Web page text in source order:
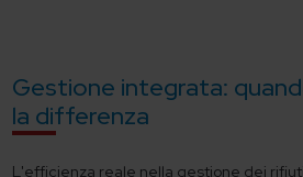
Gestione integrata:
la differenza
L'efficienza reale nella gestione dei